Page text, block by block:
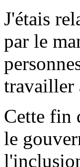
J'étais
par le
travailler
Cette fin
le